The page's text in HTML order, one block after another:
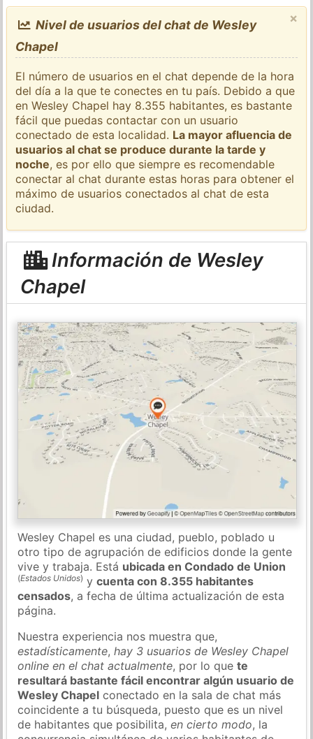
×
Nivel de usuarios del chat de Wesley
Chapel
El número de usuarios en el chat depende de la hora
del día a la que te conectes en tu país. Debido a que
en Wesley Chapel hay 8.355 habitantes, es bastante
fácil que puedas contactar con un usuario
conectado de esta localidad. La mayor afluencia de
usuarios al chat se produce durante la tarde y
noche, es por ello que siempre es recomendable
conectar al chat durante estas horas para obtener el
máximo de usuarios conectados al chat de esta
ciudad.
Información de Wesley
Chapel
Wesley Chapel es una ciudad, pueblo, poblado u
otro tipo de agrupación de edificios donde la gente
vive y trabaja. Está ubicada en Condado de Union
(Estados Unidos) ycuenta con 8.355 habitantes
censados, a fecha de última actualización de esta
página.
Nuestra experiencia nos muestra que,
estadísticamente,hay 3 usuarios de Wesley Chapel
online en el chat actualmente, por lo quete
resultará bastante fácil encontrar algún usuario de
Wesley Chapel conectado en la sala de chat más
coincidente a tu búsqueda, puesto que es un nivel
de habitantes que posibilita,en cierto modo, la